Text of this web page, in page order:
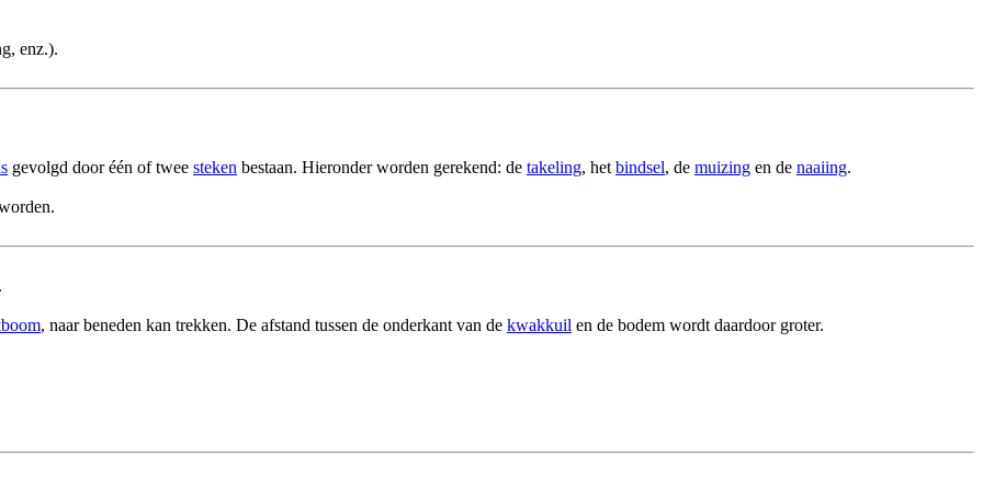
enz.).
gevolgd door één of twee steken bestaan. Hieronder worden gerekend: de takeling, het bindsel, de muizing en de naaiing.
, naar beneden kan trekken. De afstand tussen de onderkant van de kwakkuil en de bodem wordt daardoor groter.